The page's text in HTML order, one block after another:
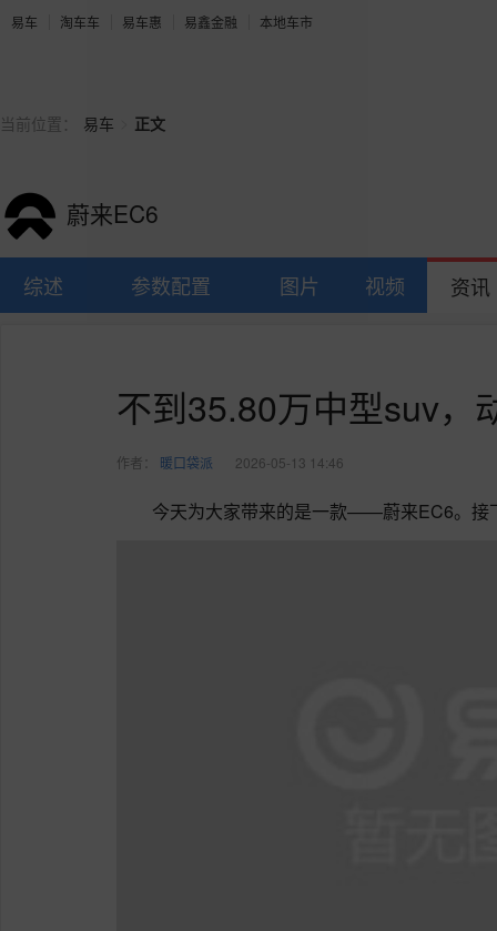
易车 淘车车 易车惠 易鑫金融 本地车市
当前位置： 易车 正文
蔚来EC6
综述 参数配置 图片 视频 资讯
不到35.80万中型suv，
作者： 暖口袋派 2026-05-13 14:46
今天为大家带来的是一款——蔚来EC6。接